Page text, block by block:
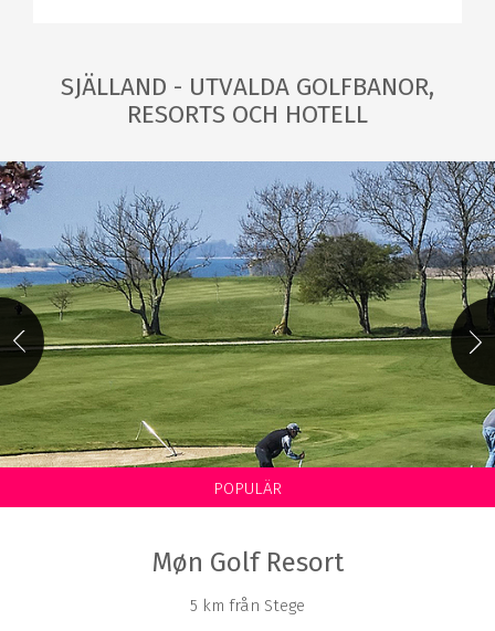
SJÄLLAND - UTVALDA GOLFBANOR,
RESORTS OCH HOTELL
POPULÄR
Møn Golf Resort
5 km från Stege